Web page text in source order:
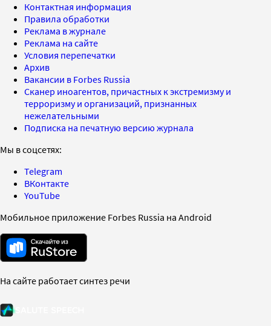
Контактная информация
Правила обработки
Реклама в журнале
Реклама на сайте
Условия перепечатки
Архив
Вакансии в Forbes Russia
Сканер иноагентов, причастных к экстремизму и
терроризму и организаций, признанных
нежелательными
Подписка на печатную версию журнала
Мы в соцсетях:
Telegram
ВКонтакте
YouTube
Мобильное приложение Forbes Russia на Android
На сайте работает синтез речи